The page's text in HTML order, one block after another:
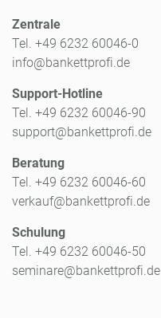
Zentrale
Tel. +49 6232 60046-0
info@bankettprofi.de
Support-Hotline
Tel. +49 6232 60046-90
support@bankettprofi.de
Beratung
Tel. +49 6232 60046-60
verkauf@bankettprofi.de
Schulung
Tel. +49 6232 60046-50
seminare@bankettprofi.de